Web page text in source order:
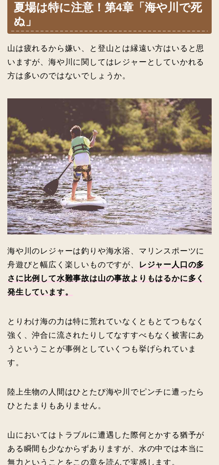
夏場は特に注意！第4章「海や川で死
ぬ」
山は疲れるから嫌い、と登山とは縁遠い方はいると思
いますが、海や川に関してはレジャーとしていかれる
方は多いのではないでしょうか。
海や川のレジャーは釣りや海水浴、マリンスポーツに
舟遊びと幅広く楽しいものですが、
レジャー人口の多
さに比例して水難事故は山の事故よりもはるかに多く
発生しています。
とりわけ海の力は特に荒れていなくともとてつもなく
強く、沖合に流されたりしてなすすべもなく被害にあ
うということが事例としていくつも挙げられていま
す。
陸上生物の人間はひとたび海や川でピンチに遭ったら
ひとたまりもありません。
山においてはトラブルに遭遇した際何とかする猶予が
ある瞬間も少なからずありますが、水の中では本当に
無力ということをこの章を読んで実感します。